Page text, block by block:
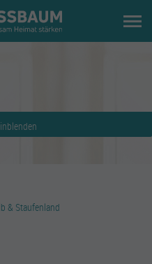
& Staufenland